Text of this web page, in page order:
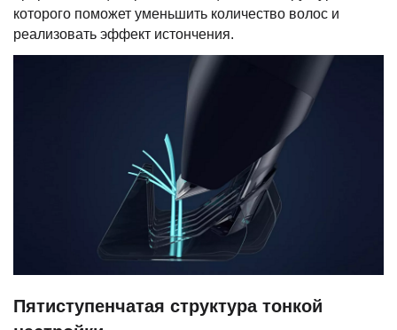
которого поможет уменьшить количество волос и
реализовать эффект истончения.
Пятиступенчатая структура тонкой